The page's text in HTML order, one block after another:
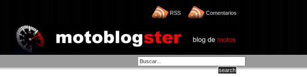
RSS Comentarios